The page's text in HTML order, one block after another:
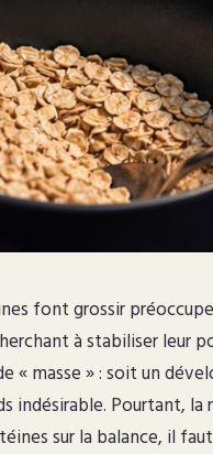
font grossir
à stabiliser leur
« masse » : soit un
indésirable. Pourtant,
sur la balance, il